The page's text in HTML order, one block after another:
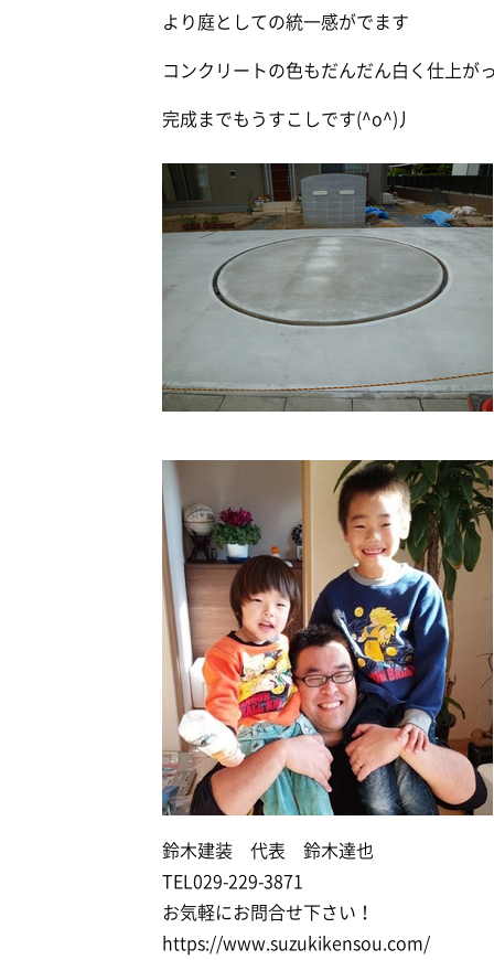
より庭としての統一感がでます
コンクリートの色もだんだん白く仕上が
完成までもうすこしです(^o^)丿
鈴木建装 代表 鈴木達也
TEL029-229-3871
お気軽にお問合せ下さい！
https://www.suzukikensou.com/